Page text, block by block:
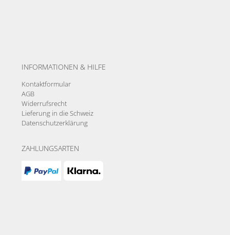
INFORMATIONEN & HILFE
Kontaktformular
AGB
Widerrufsrecht
Lieferung in die Schweiz
Datenschutzerklärung
ZAHLUNGSARTEN